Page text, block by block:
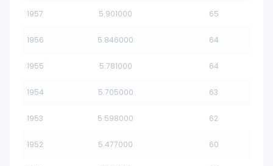
1957 5.901000 65
1956 5.846000 64
1955 5.781000 64
1954 5.705000 63
1953 5.598000 62
1952 5.477000 60